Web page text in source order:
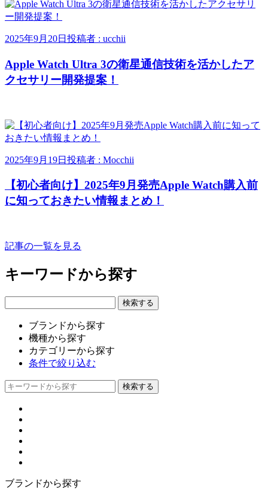
2025年9月20日 投稿者 : ucchii
Apple Watch Ultra 3の衛星通信技術を活かしたア
クセサリー開発提案！
2025年9月19日 投稿者 : Mocchii
【初心者向け】2025年9月発売Apple Watch購入前
に知っておきたい情報まとめ！
記事の一覧を見る
キーワードから探す
ブランドから探す
機種から探す
カテゴリーから探す
条件で絞り込む
ブランドから探す